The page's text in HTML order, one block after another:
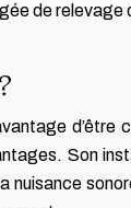
de relevage
d’être
Son